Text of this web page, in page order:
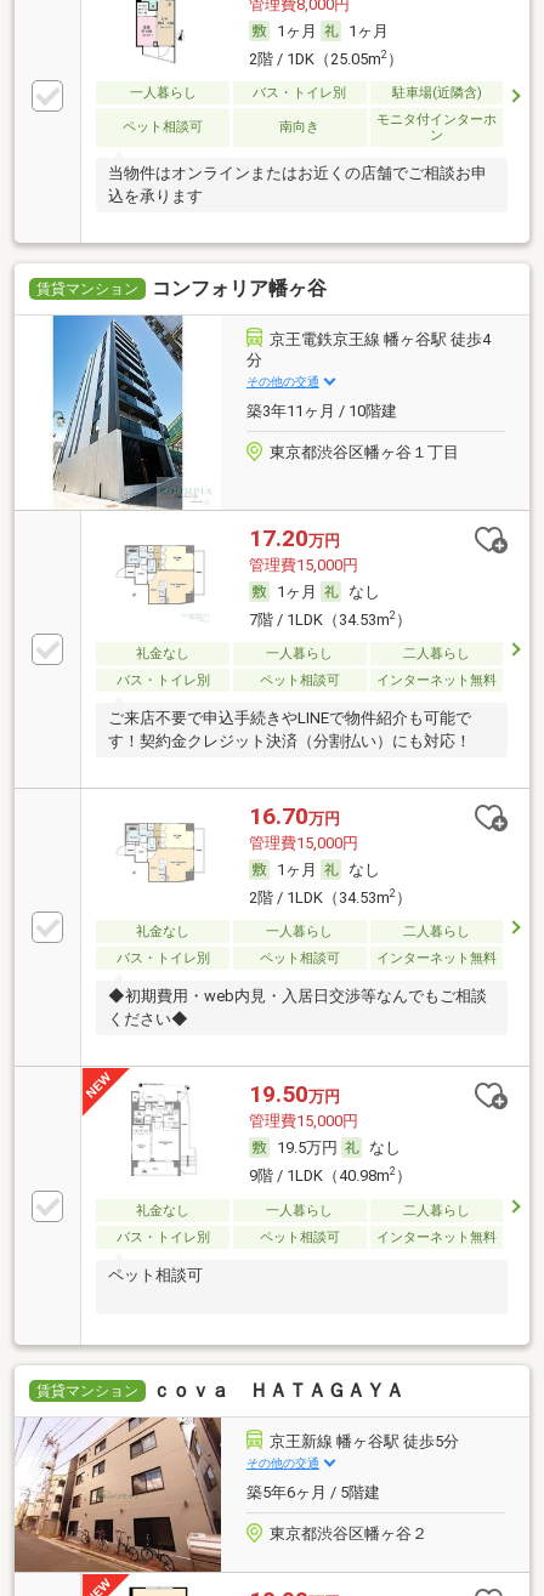
管理費8,000円
1ヶ月
1ヶ月
2階 / 1DK（25.05m2）
一人暮らし バス・トイレ別 駐車場(近隣含)
ペット相談可 南向き
モニタ付インターホ
ン
当物件はオンラインまたはお近くの店舗でご相談お申
込を承ります
賃貸マンション コンフォリア幡ヶ谷
京王電鉄京王線 幡ヶ谷駅 徒歩4
分
その他の交通
築3年11ヶ月 / 10階建
東京都渋谷区幡ヶ谷１丁目
17.20万円
管理費15,000円
1ヶ月
なし
7階 / 1LDK（34.53m2）
礼金なし 一人暮らし
二人暮らし
バス・トイレ別
ペット相談可 インターネット無料
ご来店不要で申込手続きやLINEで物件紹介も可能で
す！契約金クレジット決済（分割払い）にも対応！
16.70万円
管理費15,000円
1ヶ月
なし
2階 / 1LDK（34.53m2）
礼金なし 一人暮らし
二人暮らし
バス・トイレ別
ペット相談可 インターネット無料
◆初期費用・web内見・入居日交渉等なんでもご相談
ください◆
19.50万円
管理費15,000円
19.5万円
なし
9階 / 1LDK（40.98m2）
礼金なし 一人暮らし
二人暮らし
バス・トイレ別
ペット相談可 インターネット無料
ペット相談可
賃貸マンション ｃｏｖａ ＨＡＴＡＧＡＹＡ
京王新線 幡ヶ谷駅 徒歩5分
その他の交通
築5年6ヶ月 / 5階建
東京都渋谷区幡ヶ谷２